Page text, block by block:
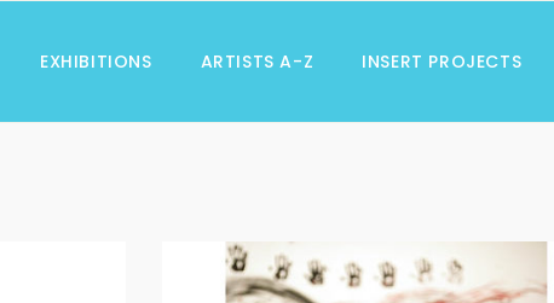
EXHIBITIONS ARTISTS A-Z INSERT PROJECTS